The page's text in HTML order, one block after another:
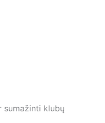
sumažinti klubų